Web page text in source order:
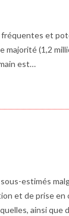
fréquentes et
majorité (1,2
est…
estimés
et de prise
ainsi que